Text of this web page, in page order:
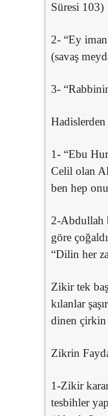
Süresi 103)
2- “Ey
(savaş
3-
1- “Ebu
Celil olan
ben hep
2-Abdullah
göre
“Dilin her
Zikir tek
kılanlar
dinen çirkin
Zikrin
1-Zikir
tesbihler